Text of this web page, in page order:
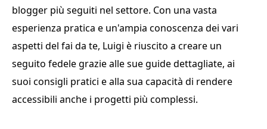
k
blogger più seguiti nel settore. Con una vasta
esperienza pratica e un'ampia conoscenza dei vari
aspetti del fai da te, Luigi è riuscito a creare un
seguito fedele grazie alle sue guide dettagliate, ai
suoi consigli pratici e alla sua capacità di rendere
accessibili anche i progetti più complessi.